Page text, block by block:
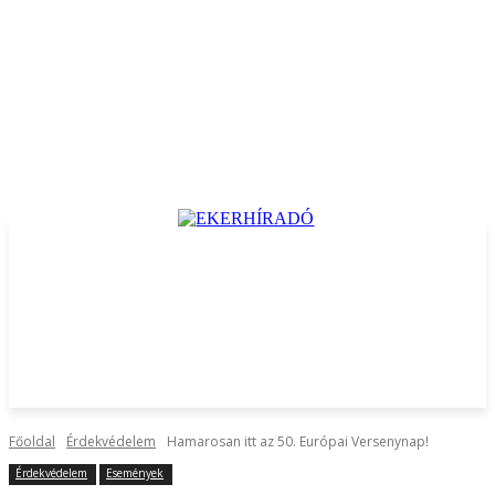
Főoldal Érdekvédelem Hamarosan itt az 50. Európai Versenynap!
Érdekvédelem Események